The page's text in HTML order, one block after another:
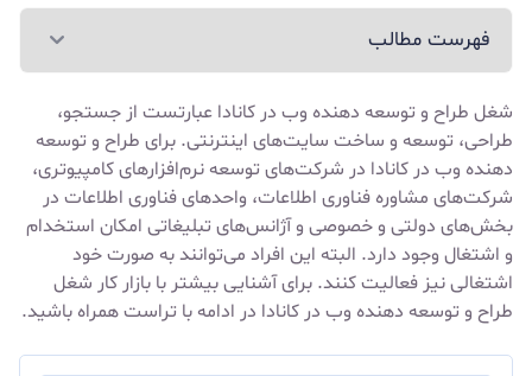
فهرست مطالب
شغل طراح و توسعه دهنده وب در کانادا عبارتست از جستجو،
طراحی، توسعه و ساخت سایت‌های اینترنتی. برای طراح و توسعه
دهنده وب در کانادا در شرکت‌های توسعه نرم‌افزارهای کامپیوتری،
شرکت‌های مشاوره فناوری اطلاعات، واحدهای فناوری اطلاعات در
بخش‌های دولتی و خصوصی و آژانس‌های تبلیغاتی امکان استخدام
و اشتغال وجود دارد. البته این افراد می‌توانند به صورت خود
اشتغالی نیز فعالیت کنند. برای آشنایی بیشتر با بازار کار شغل
طراح و توسعه دهنده وب در کانادا در ادامه با تراست همراه باشید.